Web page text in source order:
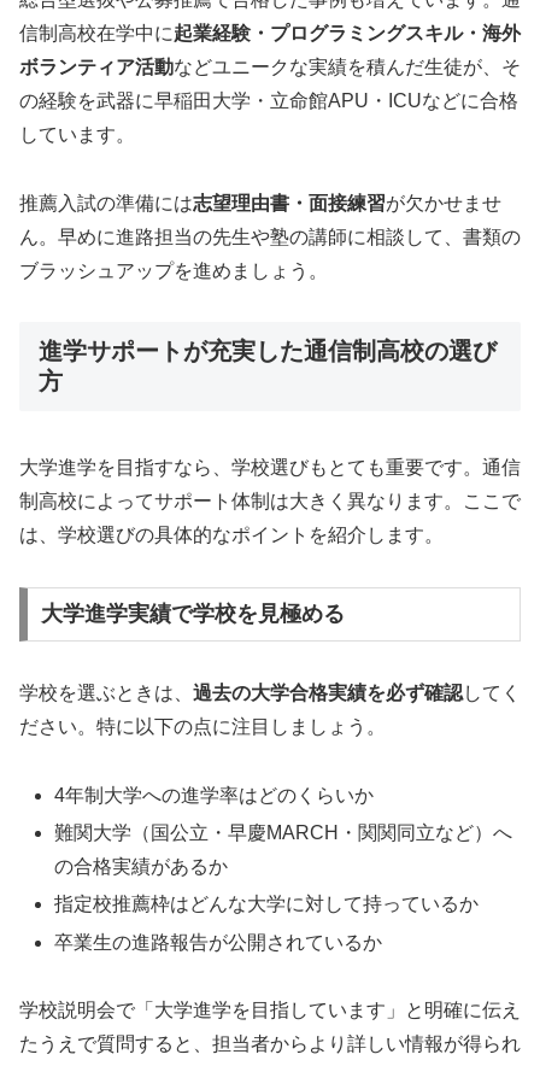
信制高校在学中に起業経験・プログラミングスキル・海外
ボランティア活動などユニークな実績を積んだ生徒が、そ
の経験を武器に早稲田大学・立命館APU・ICUなどに合格
しています。
推薦入試の準備には志望理由書・面接練習が欠かせませ
ん。早めに進路担当の先生や塾の講師に相談して、書類の
ブラッシュアップを進めましょう。
進学サポートが充実した通信制高校の選び
方
大学進学を目指すなら、学校選びもとても重要です。通信
制高校によってサポート体制は大きく異なります。ここで
は、学校選びの具体的なポイントを紹介します。
大学進学実績で学校を見極める
学校を選ぶときは、 過去の大学合格実績を必ず確認してく
ださい。特に以下の点に注目しましょう。
4年制大学への進学率はどのくらいか
難関大学（国公立・早慶MARCH・関関同立など）へ
の合格実績があるか
指定校推薦枠はどんな大学に対して持っているか
卒業生の進路報告が公開されているか
学校説明会で「大学進学を目指しています」と明確に伝え
たうえで質問すると、担当者からより詳しい情報が得られ